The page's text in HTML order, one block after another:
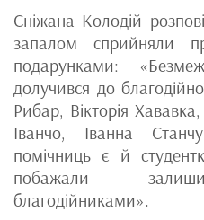
Сніжана Колодій
запалом сприйняли
подарунками:
долучився до
Рибар, Вікторія
Іванчо, Іванна
помічниць є й
побажали
благодійниками».